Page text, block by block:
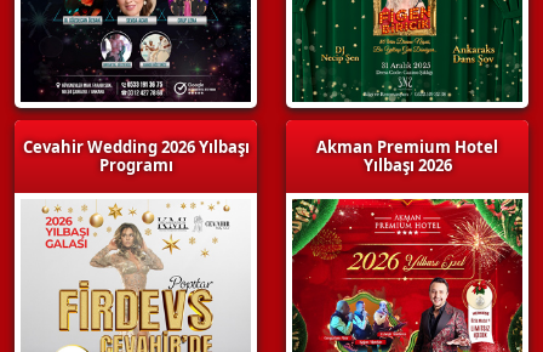
Cevahir Wedding 2026 Yılbaşı
Programı
Akman Premium Hotel
Yılbaşı 2026